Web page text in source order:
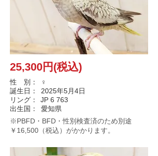
25,300円(税込)
性 別：
♀
誕生日：
2025年5月4日
リング：
JP 6 763
出生国：
愛知県
※PBFD・BFD・性別検査済のため別途
￥16,500（税込）がかかります。